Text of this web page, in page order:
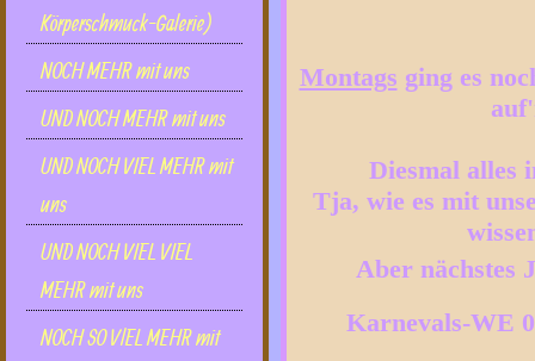
Körperschmuck-Galerie)
NOCH MEHR mit uns
UND NOCH MEHR mit uns
UND NOCH VIEL MEHR mit
uns
UND NOCH VIEL VIEL
MEHR mit uns
NOCH SO VlEL MEHR mit
Montags ging es
Diesmal alles
Tja, wie es mit
Aber nächstes
Karnevals-WE